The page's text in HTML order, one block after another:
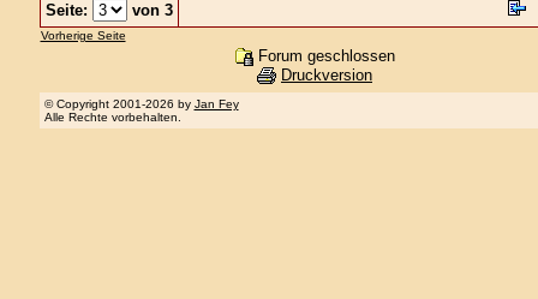
Seite: von 3
Vorherige Seite
Forum geschlossen
Druckversion
© Copyright 2001-2026 by Jan Fey
Alle Rechte vorbehalten.